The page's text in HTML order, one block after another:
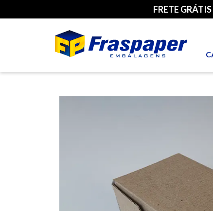
FRETE